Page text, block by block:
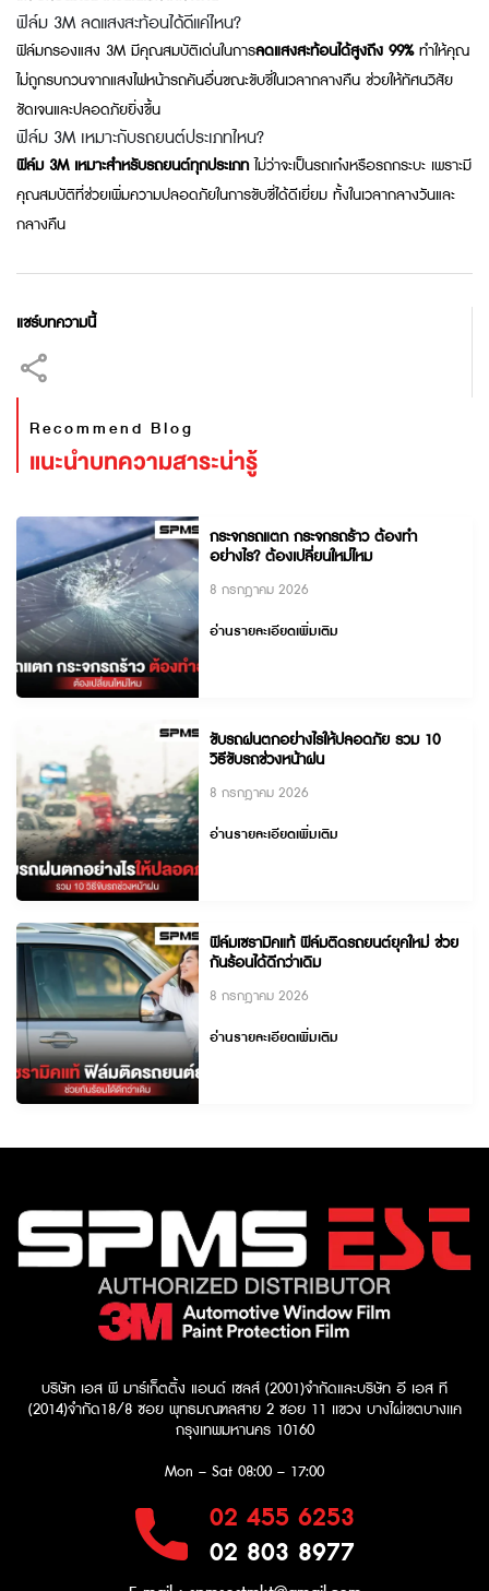
ฟิล์ม 3M ลดแสงสะท้อนได้ดีแค่ไหน?
ฟิล์มกรองแสง 3M มีคุณสมบัติเด่นในการลดแสงสะท้อนได้สูงถึง 99% ทำให้คุณ
ไม่ถูกรบกวนจากแสงไฟหน้ารถคันอื่นขณะขับขี่ในเวลากลางคืน ช่วยให้ทัศนวิสัย
ชัดเจนและปลอดภัยยิ่งขึ้น
ฟิล์ม 3M เหมาะกับรถยนต์ประเภทไหน?
ฟิล์ม 3M เหมาะสำหรับรถยนต์ทุกประเภท ไม่ว่าจะเป็นรถเก๋งหรือรถกระบะ เพราะมี
คุณสมบัติที่ช่วยเพิ่มความปลอดภัยในการขับขี่ได้ดีเยี่ยม ทั้งในเวลากลางวันและ
กลางคืน
แชร์บทความนี้
Recommend Blog
แนะนำบทความสาระน่ารู้
กระจกรถแตก กระจกรถร้าว ต้องทำ
อย่างไร? ต้องเปลี่ยนใหม่ไหม
8 กรกฎาคม 2026
อ่านรายละเอียดเพิ่มเติม
ขับรถฝนตกอย่างไรให้ปลอดภัย รวม 10
วิธีขับรถช่วงหน้าฝน
8 กรกฎาคม 2026
อ่านรายละเอียดเพิ่มเติม
ฟิล์มเซรามิคแท้ ฟิล์มติดรถยนต์ยุคใหม่ ช่วย
กันร้อนได้ดีกว่าเดิม
8 กรกฎาคม 2026
อ่านรายละเอียดเพิ่มเติม
บริษัท เอส พี มาร์เก็ตติ้ง แอนด์ เซลส์ (2001)จำกัดและบริษัท อี เอส ที
(2014)จำกัด​18/8 ซอย พุทธมณฑลสาย 2 ซอย 11 เเขวง บางไผ่เขตบางเเค
กรุงเทพมหานคร 10160
Mon – Sat 08:00 – 17:00
02 455 6253
02 803 8977